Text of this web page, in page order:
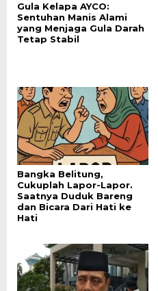
Gula Kelapa AYCO:
Sentuhan Manis Alami
yang Menjaga Gula Darah
Tetap Stabil
Bangka Belitung,
Cukuplah Lapor-Lapor.
Saatnya Duduk Bareng
dan Bicara Dari Hati ke
Hati